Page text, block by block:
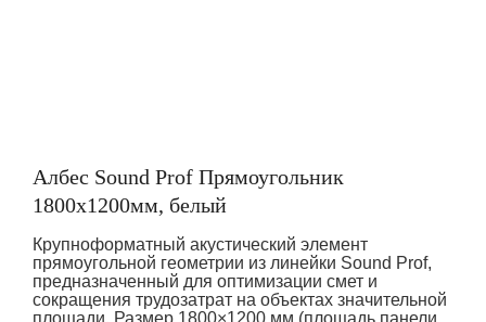
Албес Sound Prof Прямоугольник
1800х1200мм, белый
Крупноформатный акустический элемент
прямоугольной геометрии из линейки Sound Prof,
предназначенный для оптимизации смет и
сокращения трудозатрат на объектах значительной
площади. Размер 1800×1200 мм (площадь панели